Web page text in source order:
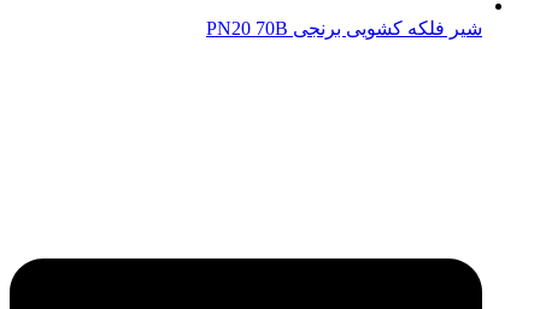
شیر فلکه کشویی برنجی PN20 70B